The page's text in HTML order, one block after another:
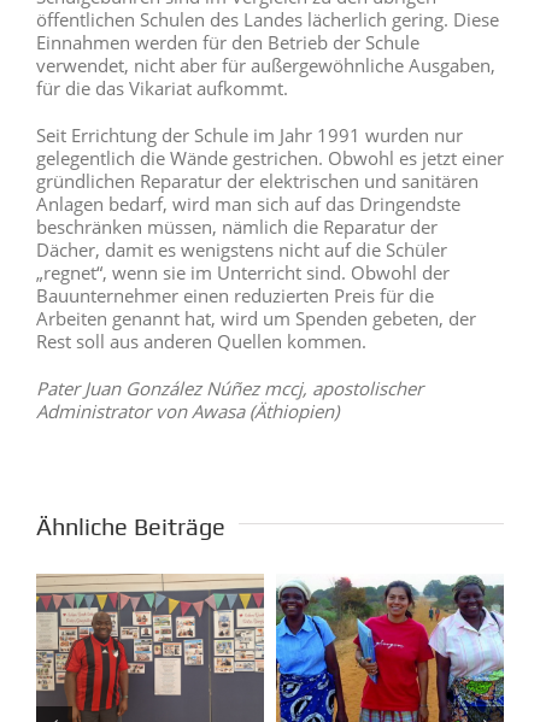
öffentlichen Schulen des Landes lächerlich gering. Diese
Einnahmen werden für den Betrieb der Schule
verwendet, nicht aber für außergewöhnliche Ausgaben,
für die das Vikariat aufkommt.
Seit Errichtung der Schule im Jahr 1991 wurden nur
gelegentlich die Wände gestrichen. Obwohl es jetzt einer
gründlichen Reparatur der elektrischen und sanitären
Anlagen bedarf, wird man sich auf das Dringendste
beschränken müssen, nämlich die Reparatur der
Dächer, damit es wenigstens nicht auf die Schüler
„regnet“, wenn sie im Unterricht sind. Obwohl der
Bauunternehmer einen reduzierten Preis für die
Arbeiten genannt hat, wird um Spenden gebeten, der
Rest soll aus anderen Quellen kommen.
Pater Juan González Núñez mccj, apostolischer
Administrator von Awasa (Äthiopien)
Ähnliche Beiträge